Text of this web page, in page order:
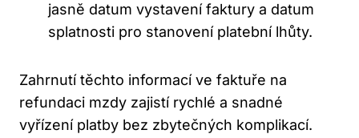
jasně datum vystavení faktury a datum
splatnosti pro stanovení platební lhůty.
Zahrnutí těchto informací ve faktuře na
refundaci mzdy zajistí rychlé a snadné
vyřízení platby bez zbytečných komplikací.